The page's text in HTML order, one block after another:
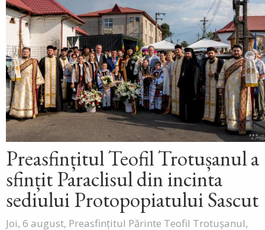
Preasfințitul Teofil Trotușanul a
sfințit Paraclisul din incinta
sediului Protopopiatului Sascut
Joi, 6 august, Preasfințitul Părinte Teofil Trotușanul,